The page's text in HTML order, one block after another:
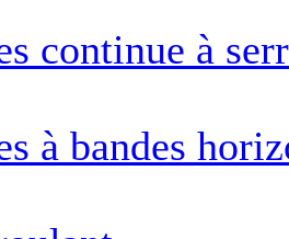
continue à
à bandes